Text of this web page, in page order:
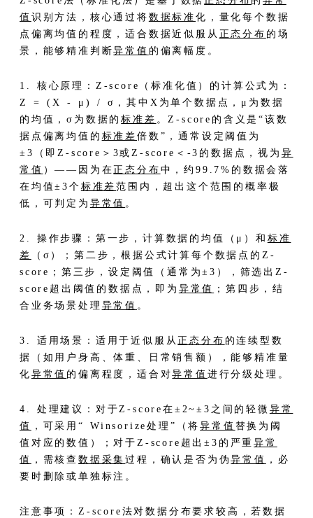
值 识别方法，核心通过将 数据标准化，量化每个数据
点偏离均值的程度，适合数据近似服从 正态分布 的场
景，能够精准判断异常值 的偏离幅度。
1. 核心原理：Z-score（标准化值）的计算公式为：
Z = (X - μ) / σ，其中X为单个数据点，μ为数据
的均值，σ为数据的标准差 。Z-score的含义是“该数
据点偏离均值的 标准差倍数”，通常设定阈值为
±3（即Z-score＞3或Z-score＜-3的数据点，视为 异
常值 ）——因为在 正态分布 中，约99.7%的数据会落
在均值±3个 标准差范围内，超出这个范围的概率极
低，可判定为 异常值 。
2. 操作步骤：第一步，计算数据的均值（μ）和 标准
差
（σ）；第二步，根据公式计算每个数据点的Z-
score；第三步，设定阈值（通常为±3），筛选出Z-
score超出阈值的数据点，即为 异常值
；第四步，结
合业务场景处理 异常值 。
3. 适用场景：适用于近似服从 正态分布 的连续型数
据（如用户身高、体重、日常销售额），能够精准量
化 异常值 的偏离程度，适合对异常值 进行分级处理。
4. 处理建议：对于Z-score在±2~±3之间的轻微 异常
值
，可采用“ Winsorize处理”（将异常值 替换为阈
值对应的数值）；对于Z-score超出±3的严重异常
值
，需核查数据采集过程，确认是否为伪异常值
，必
要时删除或单独标注。
注意事项：Z-score法对数据分布要求较高，若数据